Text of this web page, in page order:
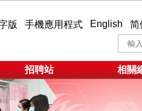
版 手機應用程式 English 简
招聘站 相關